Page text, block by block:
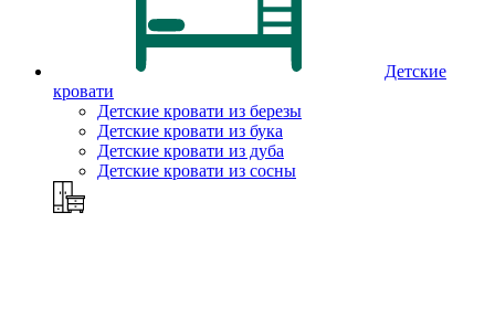
Детские
кровати
Детские кровати из березы
Детские кровати из бука
Детские кровати из дуба
Детские кровати из сосны